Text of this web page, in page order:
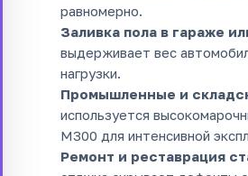
равномерно.
Заливка пола в гараже
выдерживает вес
нагрузки.
Промышленные и
используется
М300 для интенсивной
Ремонт и реставрация